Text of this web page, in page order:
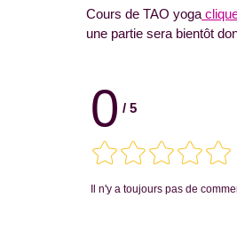
Cours de TAO yoga
une partie sera bientôt
0 / 5
Il n'y a toujours pas de